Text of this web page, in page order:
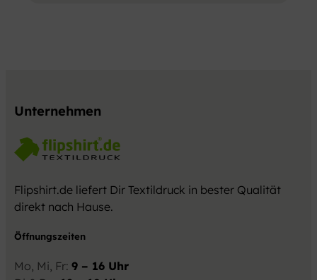
Unternehmen
Flipshirt.de liefert Dir Textildruck in bester Qualität
direkt nach Hause.
Öffnungszeiten
Mo, Mi, Fr: 9 – 16 Uhr